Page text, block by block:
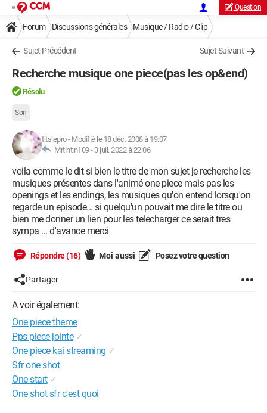
Question
Forum Discussions générales Musique / Radio / Clip
Sujet Précédent Sujet Suivant
Recherche musique one piece(pas les op&end)
Résolu
Son
titslepro- Modifié le 18 déc. 2008 à 19:07
Mrtintin109 - 3 juil. 2022 à 22:06
voila comme le dit si bien le titre de mon sujet je recherche les
musiques présentes dans l'animé one piece mais pas les
openings et les endings, les musiques qu'on entend lorsqu'on
regarde un episode... si quelqu'un pouvait me dire le titre ou
bien me donner un lien pour les telecharger ce serait tres
sympa ... d'avance merci
Répondre (16) Moi aussi Posez votre question
Partager
A voir également:
One piece theme
Pps piece jointe ✓
One piece kai streaming ✓
Sfr one shot
One start ✓
One shot sfr c'est quoi